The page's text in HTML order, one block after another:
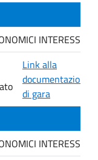
Link alla
documentazione
di gara